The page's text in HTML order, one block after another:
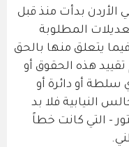
الأردن بدأت منذ قبل
المطلوبة
يتعلق منها بالحق
هذه الحقوق أو
أو دائرة أو
النيابية فلا بد
- التي كانت خطاً